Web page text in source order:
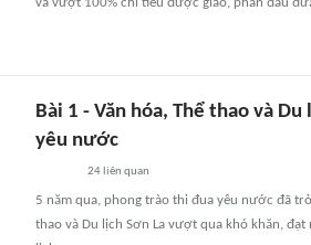
Bài 1 - Văn hóa, Thể thao và
yêu nước
24liên quan
5 năm qua, phong trào thi đua yêu nước đã
thao và Du lịch Sơn La vượt qua khó khăn,